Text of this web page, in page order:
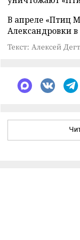
В апреле «Птиц
Александровки
Текст: Алексей